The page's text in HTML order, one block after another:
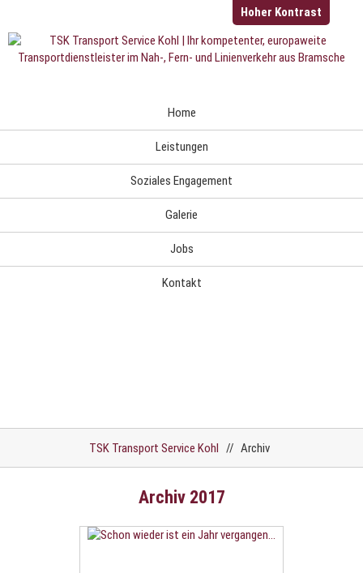
Hoher Kontrast
überspringen
Home
Leistungen
Soziales Engagement
Galerie
Jobs
Kontakt
TSK Transport Service Kohl // Archiv
Archiv 2017